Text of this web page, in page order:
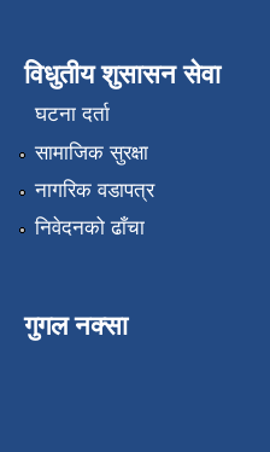
विधुतीय शुसासन सेवा
घटना दर्ता
सामाजिक सुरक्षा
नागरिक वडापत्र
निवेदनको ढाँचा
गुगल नक्सा